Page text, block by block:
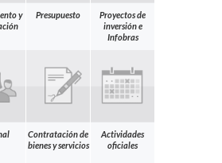
y
Presupuesto
Proyectos de
inversión e
Infobras
Contratación de
bienes y servicios
Actividades
oficiales